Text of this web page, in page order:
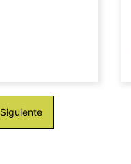
Siguiente